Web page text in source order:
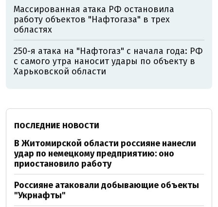
Массированная атака РФ остановила
работу объектов "Нафтогаза" в трех
областях
250-я атака на "Нафтогаз" с начала года: РФ
с самого утра наносит удары по объекту в
Харьковской области
ПОСЛЕДНИЕ НОВОСТИ
В Житомирской области россияне нанесли
удар по немецкому предприятию: оно
приостановило работу
Россияне атаковали добывающие объекты
"Укрнафты"